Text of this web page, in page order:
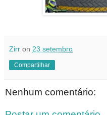
Zirr on 23 setembro
Compartilhar
Nenhum comentário: